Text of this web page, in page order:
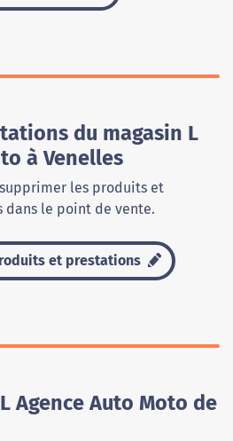
du magasin L
à Venelles
les produits et
le point de vente.
et prestations
Agence Auto Moto de